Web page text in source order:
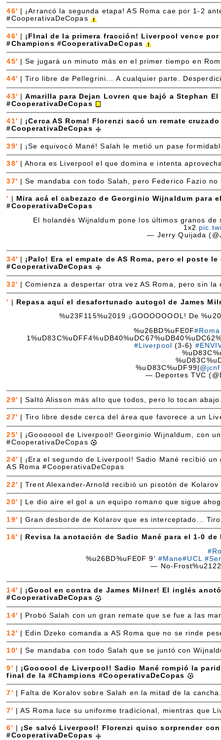
46'
¡Arrancó la segunda etapa! AS Roma cae por 1-2
#CooperativaDeCopas
46'
¡FInal de la primera fracción! Liverpool vence
#Champions #CooperativaDeCopas
45' |Se jugará un minuto más en el primer tiempo en
44' |Tiro libre de Pellegrini... A cualquier parte.
43' |Amarilla para Dejan Lovren que bajó a Stephan
#CooperativaDeCopas
41'
¡Cerca AS Roma! Florenzi sacó un remate
#CooperativaDeCopas
39' ¡Se equivocó Mané! Salah le metió un pase
38' |Ahora es Liverpool el que domina e intenta
37' |Se mandaba con todo Salah, pero Federico Fazio
'
Mira acá el cabezazo de Georginio Wijnaldum para
#CooperativaDeCopas
El holandés Wijnaldum pone los últimos granos
1x2
— Jerry Quijada
34'
¡Palo! Era el empate de AS Roma, pero el poste
#CooperativaDeCopas
32' |Comienza a despertar otra vez AS Roma, pero sin
' | Repasa aquí el desafortunado autogol de James
%u23F115%u2019 ¡GOOOOOOOL! De
%u26BD%uFE0F#Roma
#Liverpool
(3-6)
%uD83C%uDF99|
— Deportes TVC
29' |Saltó Alisson más alto que todos, pero lo tocan
27' |Tiro libre desde cerca del área que favorece a un
25' | ¡Gooooool de Liverpool! Georginio Wijnaldum, con
#CooperativaDeCopas
24'
¡Era el segundo de Liverpool! Sadio Mané recibió
AS Roma #CooperativaDeCopas
22' |Trent Alexander-Arnold recibió un pisotón de
20' Le dio aire el gol a un equipo romano que sigue
19' |Gran desborde de Kolarov que es interceptado...
16'
Revisa la anotación de Sadio Mané para el 1-0
%u26BD%uFE0F 9' #Mane#UCL
— No-
14'
¡Goool en contra de James Milner! El inglés
#CooperativaDeCopas
14' Probó Salah con un gran remate que se fue a las
12' | Edin Dzeko comanda a AS Roma que no se rinde
10' |Se mandaba con todo Salah que se juntó con
9' | ¡Goooool de Liverpool! Sadio Mané rompió la
final de la #Champions #CooperativaDeCopas
7' Falta de Koralov sobre Salah en la mitad de la
7' |AS Roma luce su uniforme tradicional, mientras que
6'
¡Se salvó Liverpool! Florenzi quiso sorprender
#CooperativaDeCopas